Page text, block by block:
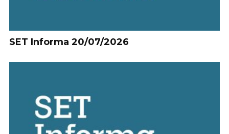
SET Informa 20/07/2026